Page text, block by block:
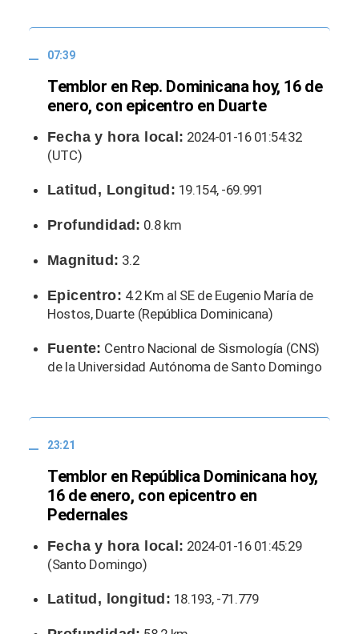
07:39
Temblor en Rep. Dominicana hoy, 16 de
enero, con epicentro en Duarte
Fecha y hora local: 2024-01-16 01:54:32
(UTC)
Latitud, Longitud: 19.154, -69.991
Profundidad: 0.8 km
Magnitud: 3.2
Epicentro: 4.2 Km al SE de Eugenio María de
Hostos, Duarte (República Dominicana)
Fuente: Centro Nacional de Sismología (CNS)
de la Universidad Autónoma de Santo Domingo
23:21
Temblor en República Dominicana hoy,
16 de enero, con epicentro en
Pedernales
Fecha y hora local: 2024-01-16 01:45:29
(Santo Domingo)
Latitud, longitud: 18.193, -71.779